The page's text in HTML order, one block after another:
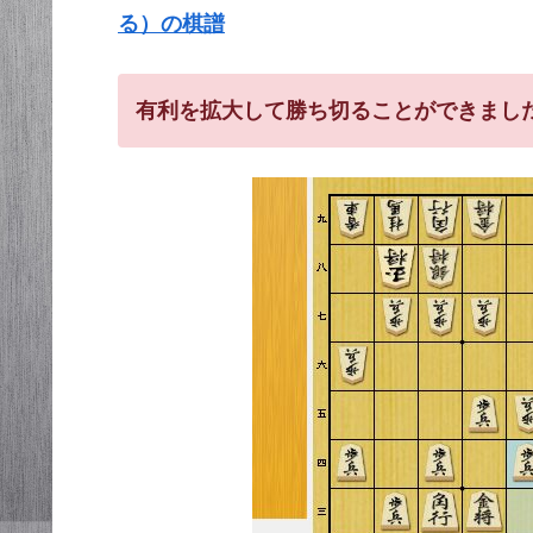
る）の棋譜
有利を拡大して勝ち切ることができまし